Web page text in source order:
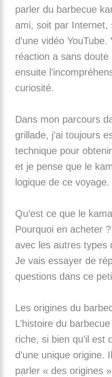
parler du barbecue
ami, soit par Internet,
d’une vidéo
réaction a sans doute
ensuite
curiosité.
Dans mon parcours
grillade, j’ai toujours
technique pour
et je pense que le
logique de ce voyage.
Qu’est ce que le
Pourquoi en acheter
avec les autres types
Je vais essayer de
questions dans ce
Les origines du
L’histoire du
riche, si bien qu’il est
d’une unique origine.
parler « des origines